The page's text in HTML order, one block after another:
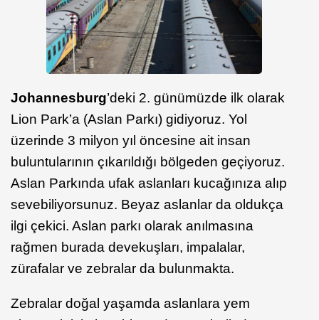
Johannesburg’deki 2. günümüzde ilk olarak
Lion Park’a (Aslan Parkı) gidiyoruz. Yol
üzerinde 3 milyon yıl öncesine ait insan
buluntularının çıkarıldığı bölgeden geçiyoruz.
Aslan Parkında ufak aslanları kucağınıza alıp
sevebiliyorsunuz. Beyaz aslanlar da oldukça
ilgi çekici. Aslan parkı olarak anılmasına
rağmen burada devekuşları, impalalar,
zürafalar ve zebralar da bulunmakta.
Zebralar doğal yaşamda aslanlara yem